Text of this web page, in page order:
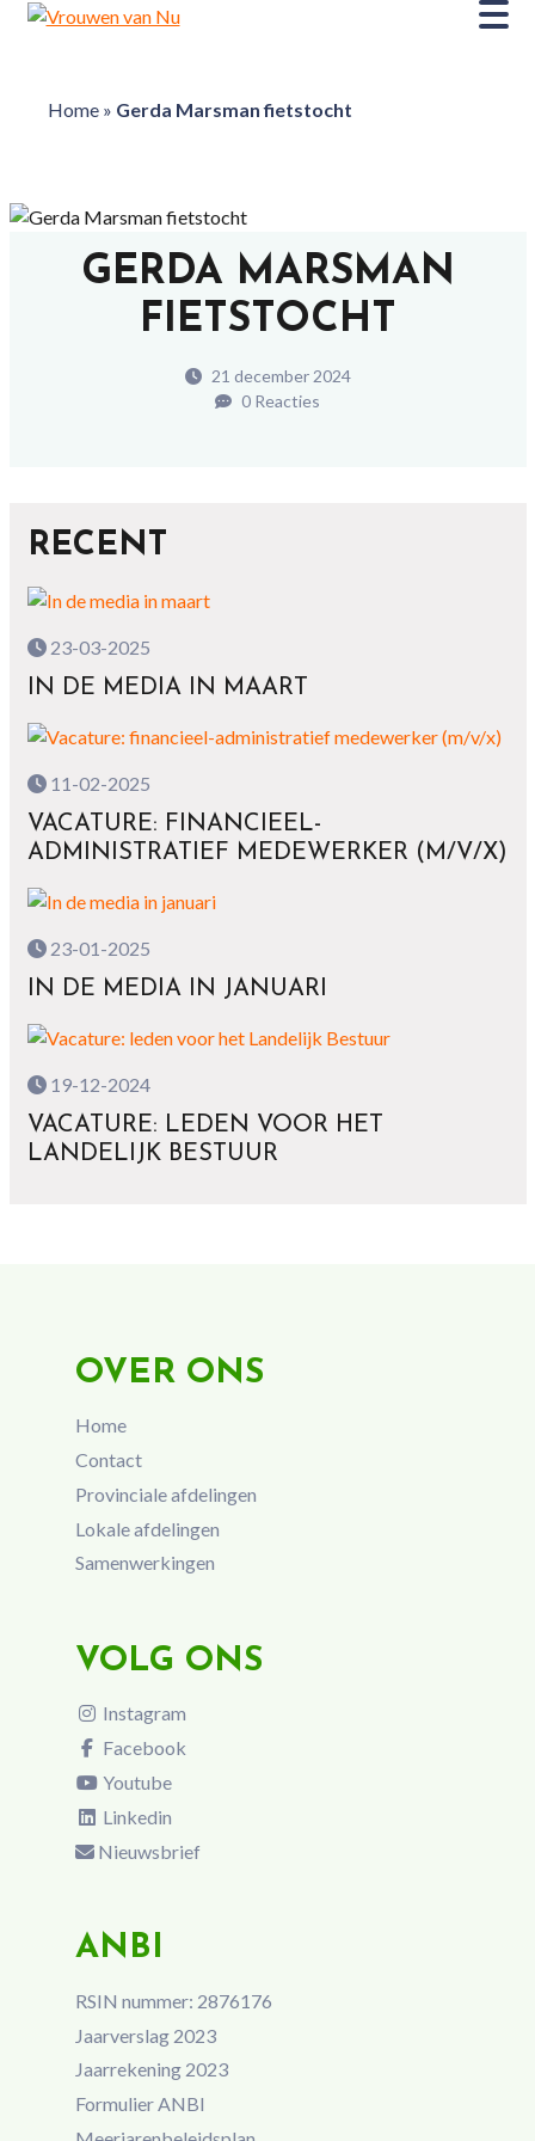
Home» Gerda Marsman fietstocht
GERDA MARSMAN
FIETSTOCHT
21 december 2024
0 Reacties
RECENT
23-03-2025
IN DE MEDIA IN MAART
11-02-2025
VACATURE: FINANCIEEL-
ADMINISTRATIEF MEDEWERKER (M/V/X)
23-01-2025
IN DE MEDIA IN JANUARI
19-12-2024
VACATURE: LEDEN VOOR HET
LANDELIJK BESTUUR
OVER ONS
Home
Contact
Provinciale afdelingen
Lokale afdelingen
Samenwerkingen
VOLG ONS
Instagram
Facebook
Youtube
Linkedin
Nieuwsbrief
ANBI
RSIN nummer: 2876176
Jaarverslag 2023
Jaarrekening 2023
Formulier ANBI